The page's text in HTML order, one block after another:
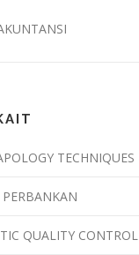
TECHNIQUES
QUALITY CONTROL